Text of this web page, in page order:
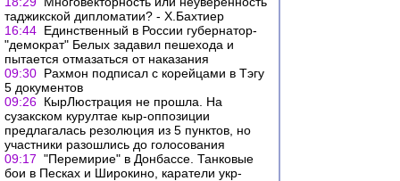
таджикской дипломатии? - Х.Бахтиер
16:44 Единственный в России губернатор-
"демократ" Белых задавил пешехода и
пытается отмазаться от наказания
09:30 Рахмон подписал с корейцами в Тэгу
5 документов
09:26 КырЛюстрация не прошла. На
сузакском курултае кыр-оппозиции
предлагалась резолюция из 5 пунктов, но
участники разошлись до голосования
09:17 "Перемирие" в Донбассе. Танковые
бои в Песках и Широкино, каратели укр-